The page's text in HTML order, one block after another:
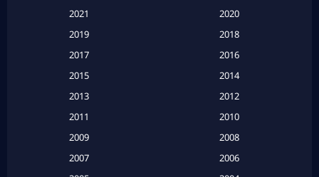
Based on a True Story สร้างจากเรื่องจริง(2)
Based on a True Story เรื่องจริง (20)
Based on a True Story เรื่องจริง (16)
2021
2020
2019
2018
2017
2016
2015
2014
2013
2012
2011
2010
2009
2008
2007
2006